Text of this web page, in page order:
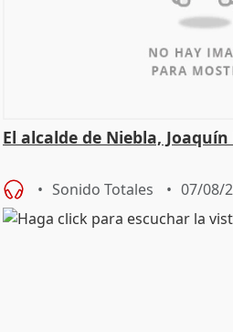
El alcalde de Niebla,
Sonido Totales 07/08/